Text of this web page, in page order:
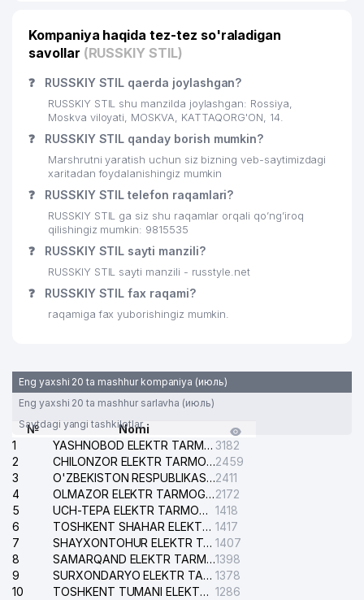
Kompaniya haqida tez-tez so'raladigan
savollar (RUSSKIY STIL)
❓ RUSSKIY STIL qaerda joylashgan?
RUSSKIY STIL shu manzilda joylashgan: Rossiya,
Moskva viloyati, MOSKVA, KATTAQORG'ON, 14.
❓ RUSSKIY STIL qanday borish mumkin?
Marshrutni yaratish uchun siz bizning veb-saytimizdagi
xaritadan foydalanishingiz mumkin
❓ RUSSKIY STIL telefon raqamlari?
RUSSKIY STIL ga siz shu raqamlar orqali qo’ng’iroq
qilishingiz mumkin: 9815535
❓ RUSSKIY STIL sayti manzili?
RUSSKIY STIL sayti manzili - russtyle.net
❓ RUSSKIY STIL fax raqami?
raqamiga fax yuborishingiz mumkin.
Eng yaxshi 20 ta mashhur kompaniya (июль)
Eng yaxshi 20 ta mashhur sarlavha (июль)
Saytdagi yangi tashkilotlar
№
Nomi
1
YASHNOBOD ELEKTR TARMOG'I NOSOZLIKLARI XIZMATI 3182
2
CHILONZOR ELEKTR TARMOG'I NOSOZLIK XIZMATI2459
3
O'ZBEKISTON RESPUBLIKASI BOSH PROKURATURASI ISHONCH TELEFONI2411
4
OLMAZOR ELEKTR TARMOG'I NOSOZLIKLARI XIZMATI2172
5
UCH-TEPA ELEKTR TARMOG'I NOSOZLIKLARI XIZMATI 1418
6
TOSHKENT SHAHAR ELEKTR TARMOQLARI KORXONASI AJ 1417
7
SHAYXONTOHUR ELEKTR TARMOG'I NOSOZLIKLARINI TUZATISH XIZMATI 1407
8
SAMARQAND ELEKTR TARMOQLARI AJ1398
9
SURXONDARYO ELEKTR TARMOQLARI AJ 1378
10
TOSHKENT TUMANI ELEKTR TARMOG'I AVARIYA XIZMATI 1286